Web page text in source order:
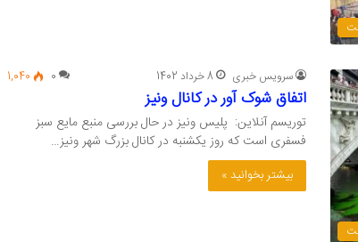
سرویس خبری 8 خرداد 1402 0
1,040
اتفاق شوک آور در کانال ونیز
توریسم آنلاین: پلیس ونیز در حال بررسی منبع مایع سبز
فسفری است که روز یکشنبه در کانال بزرگ شهر ونیز…
بیشتر بخوانید »